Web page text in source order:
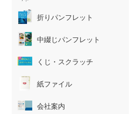
折りパンフレット
中綴じパンフレット
くじ・スクラッチ
紙ファイル
会社案内